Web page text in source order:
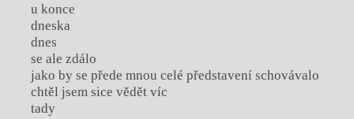
u konce
dneska
dnes
se ale zdálo
jako by se přede mnou celé představení schovávalo
chtěl jsem sice vědět víc
tady